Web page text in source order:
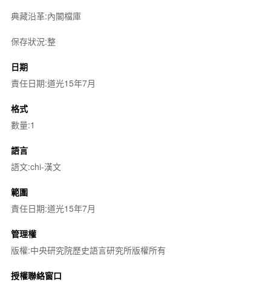
典藏沿革:內閣檔庫
保存狀況:整
日期
責任日期:道光15年7月
格式
數量:1
語言
語文:chi-漢文
範圍
責任日期:道光15年7月
管理權
版權:中央研究院歷史語言研究所版權所有
授權聯絡窗口